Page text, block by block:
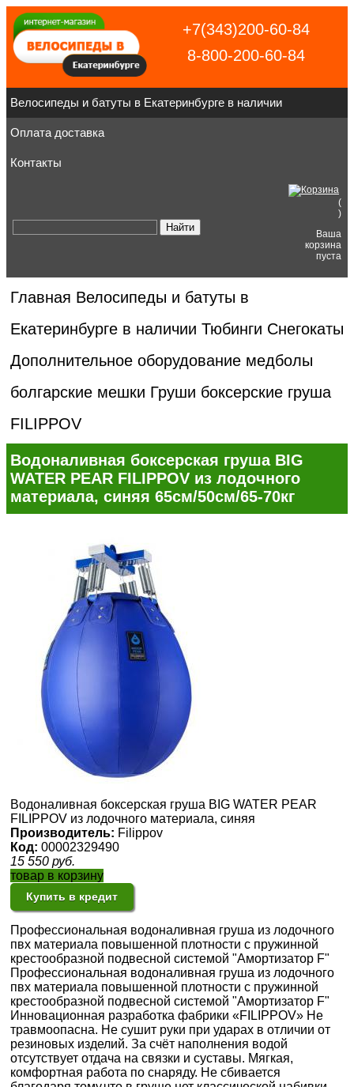
+7(343)200-60-84
8-800-200-60-84
Велосипеды и батуты в Екатеринбурге в наличии
Оплата доставка
Контакты
(
)
Ваша
корзина
пуста
Главная Велосипеды и батуты в
Екатеринбурге в наличии Тюбинги Снегокаты
Дополнительное оборудование медболы
болгарские мешки Груши боксерские груша
FILIPPOV
Водоналивная боксерская груша BIG
WATER PEAR FILIPPOV из лодочного
материала, синяя 65см/50см/65-70кг
Водоналивная боксерская груша BIG WATER PEAR
FILIPPOV из лодочного материала, синяя
Производитель: Filippov
Код: 00002329490
15 550 руб.
товар в корзину
Купить в кредит
Профессиональная водоналивная груша из лодочного
пвх материала повышенной плотности с пружинной
крестообразной подвесной системой "Амортизатор F"
Профессиональная водоналивная груша из лодочного
пвх материала повышенной плотности с пружинной
крестообразной подвесной системой "Амортизатор F"
Инновационная разработка фабрики «FILIPPOV» Не
травмоопасна. Не сушит руки при ударах в отличии от
резиновых изделий. За счёт наполнения водой
отсутствует отдача на связки и суставы. Мягкая,
комфортная работа по снаряду. Не сбивается